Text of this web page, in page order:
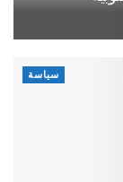
سياسة